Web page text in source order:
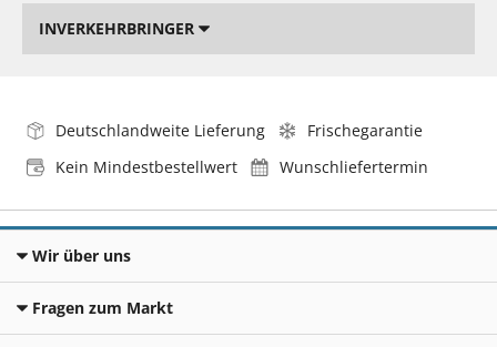
INVERKEHRBRINGER
Deutschlandweite Lieferung
Frischegarantie
Kein Mindestbestellwert
Wunschliefertermin
Wir über uns
Fragen zum Markt